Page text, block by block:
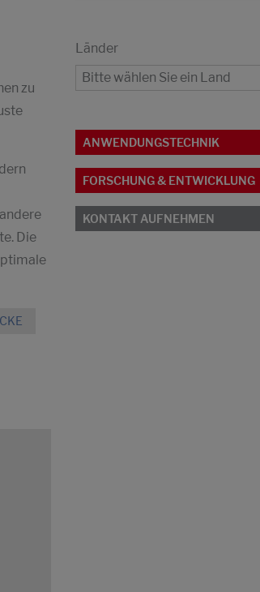
zu
Die
Länder
ANWENDUNGSTECHNIK
FORSCHUNG & ENTWICKLUNG
KONTAKT AUFNEHMEN